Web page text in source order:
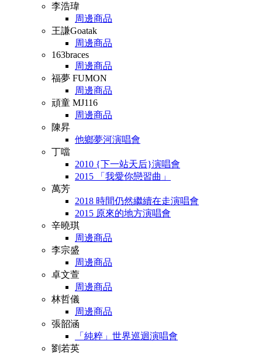
李浩瑋
周邊商品
王謙Goatak
周邊商品
163braces
周邊商品
福夢 FUMON
周邊商品
頑童 MJ116
周邊商品
陳昇
他鄉夢河演唱會
丁噹
2010 {下一站天后}演唱會
2015 「我愛你戀習曲」
萬芳
2018 時間仍然繼續在走演唱會
2015 原來的地方演唱會
辛曉琪
周邊商品
李宗盛
周邊商品
卓文萱
周邊商品
林哲儀
周邊商品
張韶涵
「純粹」世界巡迴演唱會
劉若英